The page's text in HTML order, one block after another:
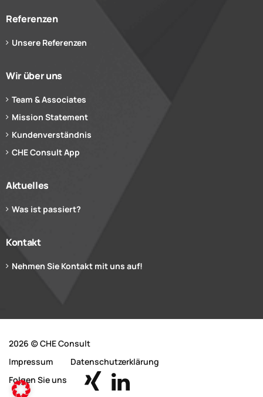
Referenzen
Unsere Referenzen
Wir über uns
Team & Associates
Mission Statement
Kundenverständnis
CHE Consult App
Aktuelles
Was ist passiert?
Kontakt
Nehmen Sie Kontakt mit uns auf!
2026 (c) CHE Consult
Impressum
Datenschutzerklärung
Folgen Sie uns